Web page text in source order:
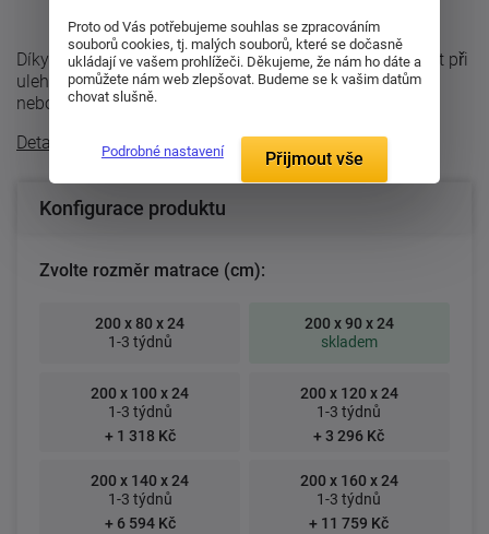
Díky moderní technologii GelEffect nabízí příjemný pocit při
ulehnutí, aniž by docházelo k nepříjemnému přehřívání
nebo nadměrnému zaboření ...
Detailní popis
Konfigurace produktu
Zvolte rozměr matrace (cm):
200 x 80 x 24
1-3 týdnů
200 x 90 x 24
skladem
200 x 100 x 24
1-3 týdnů
+ 1 318 Kč
200 x 120 x 24
1-3 týdnů
+ 3 296 Kč
200 x 140 x 24
1-3 týdnů
+ 6 594 Kč
200 x 160 x 24
1-3 týdnů
+ 11 759 Kč
Proto od Vás potřebujeme souhlas se zpracováním
souborů cookies, tj. malých souborů, které se dočasně
ukládají ve vašem prohlížeči. Děkujeme, že nám ho dáte a
pomůžete nám web zlepšovat. Budeme se k vašim datům
chovat slušně.
Podrobné nastavení Přijmout vše